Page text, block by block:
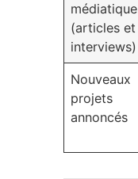
médiatique
(articles et
interviews)
Nouveaux
projets
annoncés